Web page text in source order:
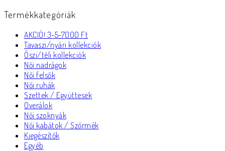
Termékkategóriák
AKCIÓ! 3-5-7000 Ft
Tavaszi/nyári kollekciók
Őszi/téli kollekciók
Női nadrágok
Női felsők
Női ruhák
Szettek / Együttesek
Overálok
Női szoknyák
Női kabátok / Szőrmék
Kiegészítők
Egyéb